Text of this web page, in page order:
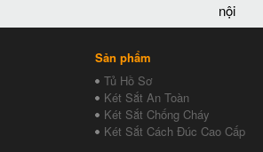
nội
Sản phẩm
Tủ Hồ Sơ
Két Sắt An Toàn
Két Sắt Chống Cháy
Két Sắt Cách Đúc Cao Cấp